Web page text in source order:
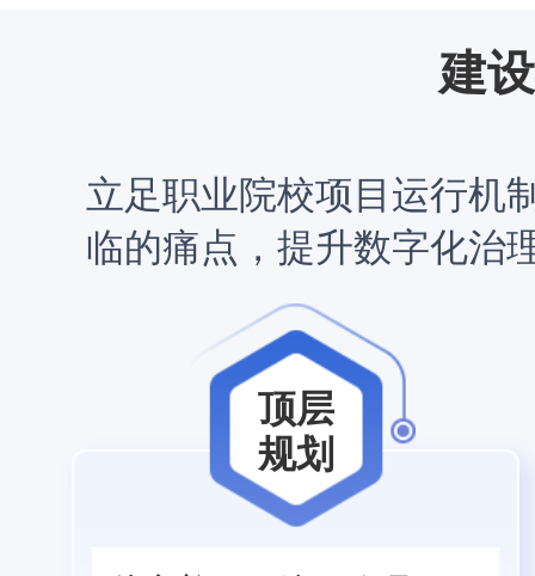
建
立足职业院校项目运行机
临的痛点，提升数字化治
顶层
规划